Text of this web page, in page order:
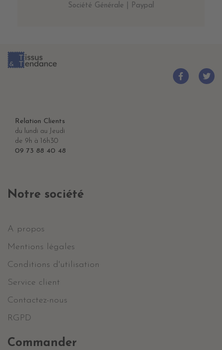
Société Générale | Paypal
Relation Clients
du lundi au Jeudi
de 9h à 16h30
09 73 88 40 48
Notre société
A propos
Mentions légales
Conditions d'utilisation
Service client
Contactez-nous
RGPD
Commander